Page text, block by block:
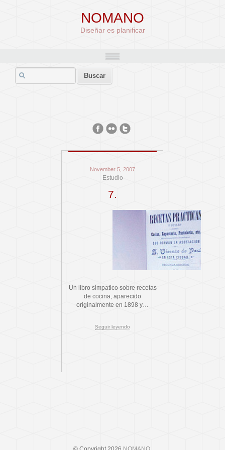
NOMANO
Diseñar es planificar
November 5, 2007
Estudio
7.
Un libro simpatico sobre recetas
de cocina, aparecido
originalmente en 1898 y…
Seguir leyendo